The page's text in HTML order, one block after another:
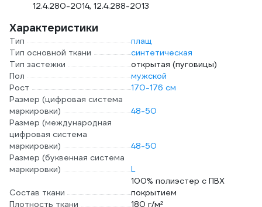
12.4.280-2014, 12.4.288-2013
Характеристики
Тип
плащ
Тип основной ткани
синтетическая
Тип застежки
открытая (пуговицы)
Пол
мужской
Рост
170-176 см
Размер (цифровая система
маркировки)
48-50
Размер (международная
цифровая система
маркировки)
48-50
Размер (буквенная система
маркировки)
L
Состав ткани
100% полиэстер с ПВХ
покрытием
Плотность ткани
180 г/м²